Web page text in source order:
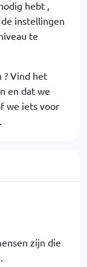
hebt ,
instellingen
te
? Vind het
en dat we
we iets voor
zijn die